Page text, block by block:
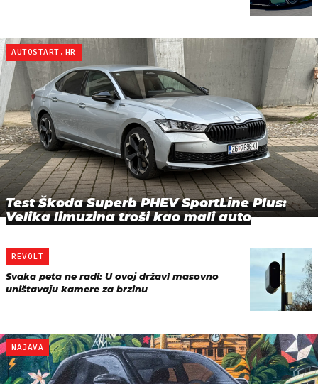
AUTOSTART.HR
Test Škoda Superb PHEV SportLine Plus:
Velika limuzina troši kao mali auto
REVOLT
Svaka peta ne radi: U ovoj državi masovno
uništavaju kamere za brzinu
NAJAVA